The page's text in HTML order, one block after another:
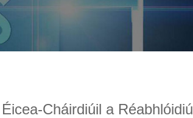
Cháirdiúil a Réabhlóidiú